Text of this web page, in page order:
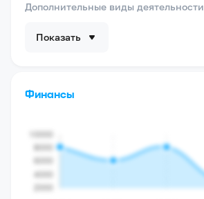
Дополнительные виды деятельности
Показать
Финансы